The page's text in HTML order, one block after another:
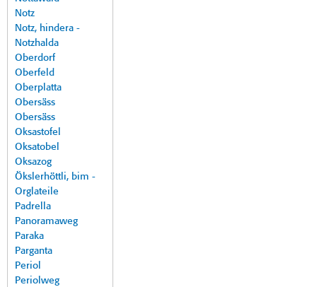
Notz
Notz, hindera -
Notzhalda
Oberdorf
Oberfeld
Oberplatta
Obersäss
Obersäss
Oksastofel
Oksatobel
Oksazog
Ökslerhöttli, bim -
Orglateile
Padrella
Panoramaweg
Paraka
Parganta
Periol
Periolweg